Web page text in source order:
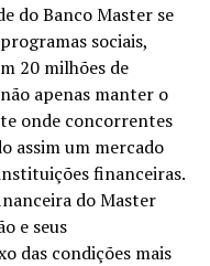
do Banco Master se
sociais,
20 milhões de
apenas manter o
onde concorrentes
assim um mercado
financeiras.
do Master
e seus
das condições mais